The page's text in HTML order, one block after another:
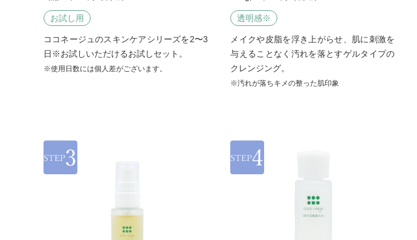
お試し用
ココネージュのスキンケアシリーズを2〜3
日 ※お試しいただけるお試しセット。
※使用日数には個人差がございます。
透明感※
メイクや皮脂を浮き上がらせ、肌に刺激を
与えることなく汚れを落とすゲルタイプの
クレンジング。
※汚れが落ちキメの整った肌印象